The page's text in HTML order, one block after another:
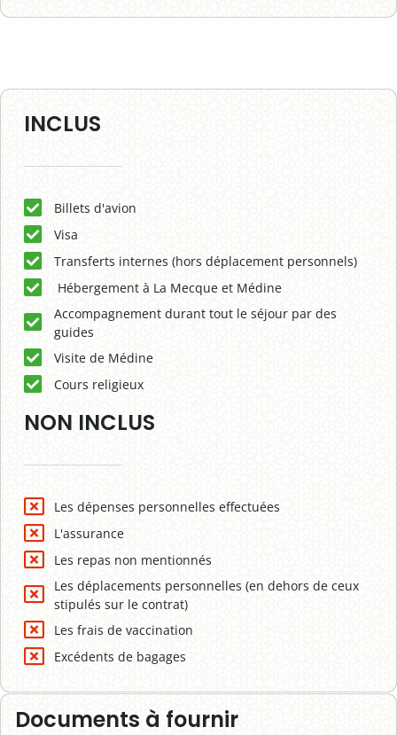
INCLUS
Billets d'avion
Visa
Transferts internes (hors déplacement personnels)
Hébergement à La Mecque et Médine
Accompagnement durant tout le séjour par des
guides
Visite de Médine
Cours religieux
NON INCLUS
Les dépenses personnelles effectuées
L'assurance
Les repas non mentionnés
Les déplacements personnelles (en dehors de ceux
stipulés sur le contrat)
Les frais de vaccination
Excédents de bagages
Documents à fournir